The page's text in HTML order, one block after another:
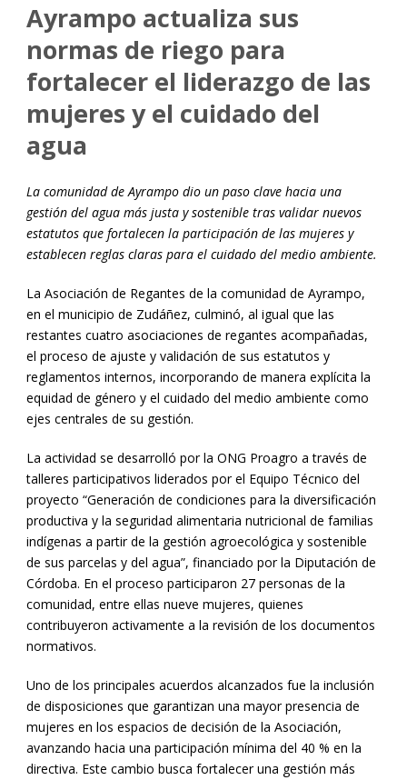
Ayrampo actualiza sus
normas de riego para
fortalecer el liderazgo de las
mujeres y el cuidado del
agua
La comunidad de Ayrampo dio un paso clave hacia una
gestión del agua más justa y sostenible tras validar nuevos
estatutos que fortalecen la participación de las mujeres y
establecen reglas claras para el cuidado del medio ambiente.
La Asociación de Regantes de la comunidad de Ayrampo,
en el municipio de Zudáñez, culminó, al igual que las
restantes cuatro asociaciones de regantes acompañadas,
el proceso de ajuste y validación de sus estatutos y
reglamentos internos, incorporando de manera explícita la
equidad de género y el cuidado del medio ambiente como
ejes centrales de su gestión.
La actividad se desarrolló por la ONG Proagro a través de
talleres participativos liderados por el Equipo Técnico del
proyecto “Generación de condiciones para la diversificación
productiva y la seguridad alimentaria nutricional de familias
indígenas a partir de la gestión agroecológica y sostenible
de sus parcelas y del agua”, financiado por la Diputación de
Córdoba. En el proceso participaron 27 personas de la
comunidad, entre ellas nueve mujeres, quienes
contribuyeron activamente a la revisión de los documentos
normativos.
Uno de los principales acuerdos alcanzados fue la inclusión
de disposiciones que garantizan una mayor presencia de
mujeres en los espacios de decisión de la Asociación,
avanzando hacia una participación mínima del 40 % en la
directiva. Este cambio busca fortalecer una gestión más